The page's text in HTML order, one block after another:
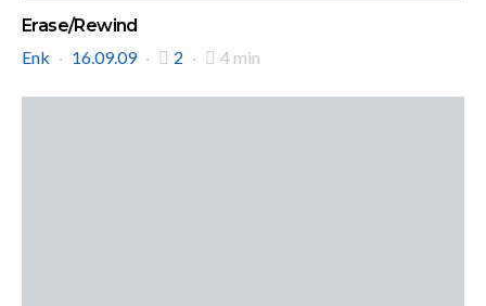
Erase/Rewind
Enk
16.09.09 2 4 min